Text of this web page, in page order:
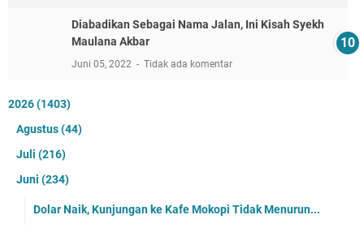
Diabadikan Sebagai Nama Jalan, Ini Kisah Syekh
Maulana Akbar
Juni 05, 2022 Tidak ada komentar
2026(1403)
Agustus(44)
Juli (216)
Juni (234)
Dolar Naik, Kunjungan ke Kafe Mokopi Tidak Menurun...